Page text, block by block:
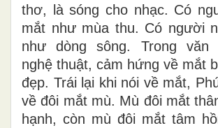
thơ, là sóng cho nhạc. Có
mắt như mùa thu. Có người
như dòng sông. Trong văn
nghệ thuật, cảm hứng về mắt
đẹp. Trái lại khi nói về mắt,
về đôi mắt mù. Mù đôi mắt
hạnh, còn mù đôi mắt tâm